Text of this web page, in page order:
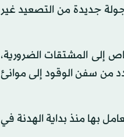
جديدة من التصعيد غير
إلى المشتقات الضرورية،
من سفن الوقود إلى موانئ
بها منذ بداية الهدنة في